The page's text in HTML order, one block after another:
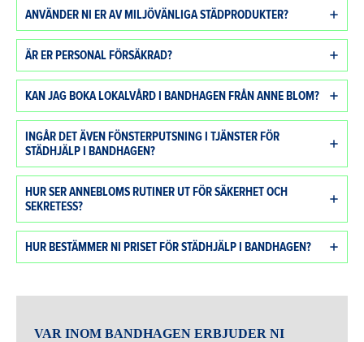
ANVÄNDER NI ER AV MILJÖVÄNLIGA STÄDPRODUKTER?
ÄR ER PERSONAL FÖRSÄKRAD?
KAN JAG BOKA LOKALVÅRD I BANDHAGEN FRÅN ANNE BLOM?
INGÅR DET ÄVEN FÖNSTERPUTSNING I TJÄNSTER FÖR
STÄDHJÄLP I BANDHAGEN?
HUR SER ANNEBLOMS RUTINER UT FÖR SÄKERHET OCH
SEKRETESS?
HUR BESTÄMMER NI PRISET FÖR STÄDHJÄLP I BANDHAGEN?
VAR INOM BANDHAGEN ERBJUDER NI